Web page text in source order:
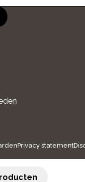
Privacy statement